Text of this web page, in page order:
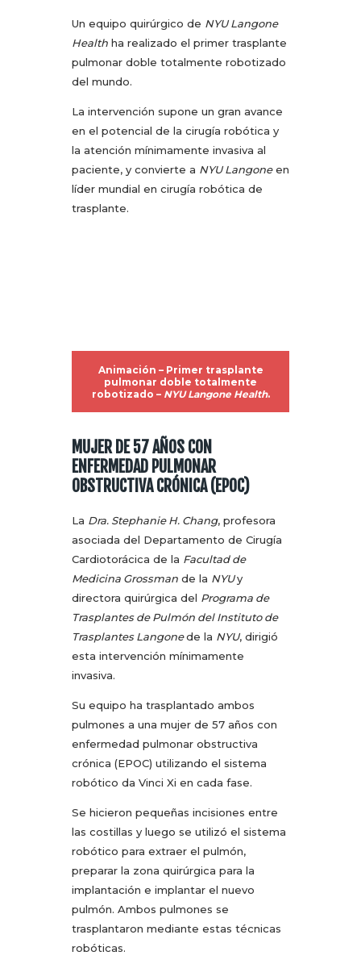
Un equipo quirúrgico de NYU Langone
Health ha realizado el primer trasplante
pulmonar doble totalmente robotizado
del mundo.
La intervención supone un gran avance
en el potencial de la cirugía robótica y
la atención mínimamente invasiva al
paciente, y convierte a NYU Langoneen
líder mundial en cirugía robótica de
trasplante.
Animación – Primer trasplante
pulmonar doble totalmente
robotizado – NYU Langone Health.
MUJER DE 57 AÑOS CON
ENFERMEDAD PULMONAR
OBSTRUCTIVA CRÓNICA (EPOC)
La Dra. Stephanie H. Chang, profesora
asociada del Departamento de Cirugía
Cardiotorácica de la Facultad de
Medicina Grossman de la NYUy
directora quirúrgica del Programa de
Trasplantes de Pulmón del Instituto de
Trasplantes Langonede la NYU, dirigió
esta intervención mínimamente
invasiva.
Su equipo ha trasplantado ambos
pulmones a una mujer de 57 años con
enfermedad pulmonar obstructiva
crónica (EPOC) utilizando el sistema
robótico da Vinci Xi en cada fase.
Se hicieron pequeñas incisiones entre
las costillas y luego se utilizó el sistema
robótico para extraer el pulmón,
preparar la zona quirúrgica para la
implantación e implantar el nuevo
pulmón. Ambos pulmones se
trasplantaron mediante estas técnicas
robóticas.